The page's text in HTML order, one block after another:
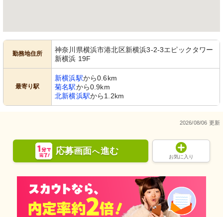
勤務地住所
神奈川県横浜市港北区新横浜3-2-3エピックタワー
新横浜 19F
最寄り駅
新横浜駅から0.6km
菊名駅から0.9km
北新横浜駅から1.2km
2026/08/06 更新
応募画面へ進む
お気に入り